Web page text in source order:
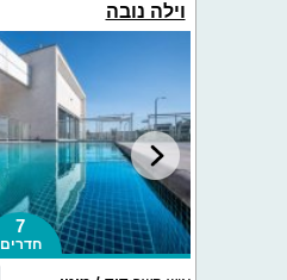
וילה נובה
7
חדרים